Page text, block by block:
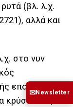
(βλ. λ.χ.
αλλά και
στο νυν
εποχής
κρύσταλλο,
✉Newsletter